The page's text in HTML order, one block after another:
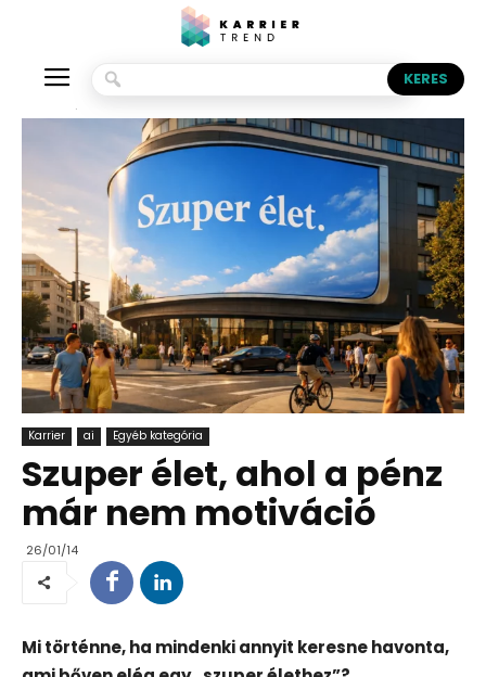
Karrier ai
Karrier ai Egyéb kategória
Szuper élet, ahol a pénz
már nem motiváció
26/01/14
Mi történne, ha mindenki annyit keresne havonta,